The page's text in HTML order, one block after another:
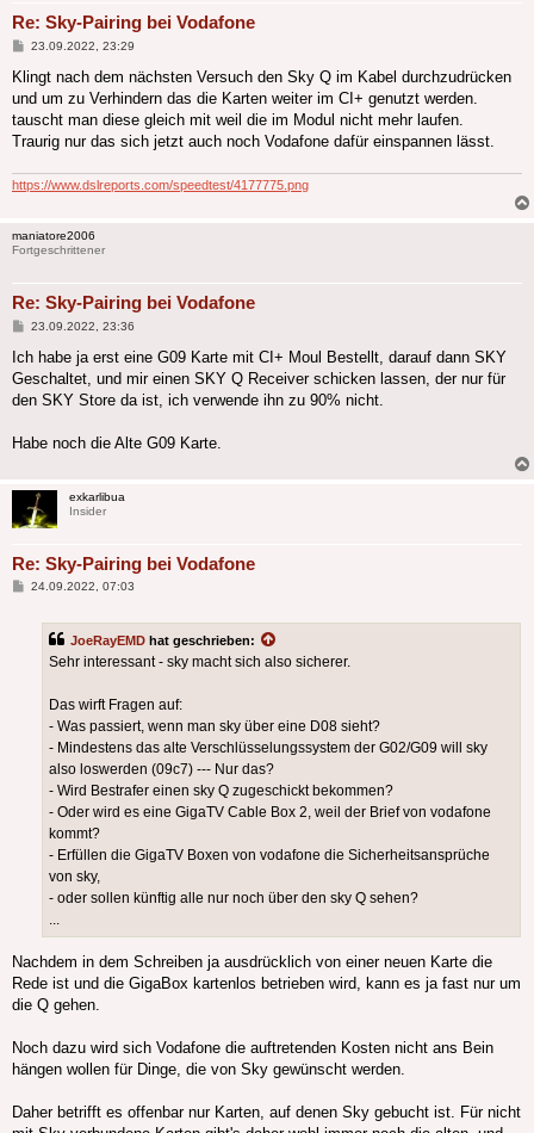
Re: Sky-Pairing bei Vodafone
Beitrag
23.09.2022, 23:29
Klingt nach dem nächsten Versuch den Sky Q im Kabel durchzudrücken
und um zu Verhindern das die Karten weiter im CI+ genutzt werden.
tauscht man diese gleich mit weil die im Modul nicht mehr laufen.
Traurig nur das sich jetzt auch noch Vodafone dafür einspannen lässt.
https://www.dslreports.com/speedtest/4177775.png
maniatore2006
Fortgeschrittener
Re: Sky-Pairing bei Vodafone
Beitrag
23.09.2022, 23:36
Ich habe ja erst eine G09 Karte mit CI+ Moul Bestellt, darauf dann SKY
Geschaltet, und mir einen SKY Q Receiver schicken lassen, der nur für
den SKY Store da ist, ich verwende ihn zu 90% nicht.
Habe noch die Alte G09 Karte.
exkarlibua
Insider
Re: Sky-Pairing bei Vodafone
Beitrag
24.09.2022, 07:03
JoeRayEMD hat geschrieben:
Sehr interessant - sky macht sich also sicherer.
Das wirft Fragen auf:
- Was passiert, wenn man sky über eine D08 sieht?
- Mindestens das alte Verschlüsselungssystem der G02/G09 will sky
also loswerden (09c7) --- Nur das?
- Wird Bestrafer einen sky Q zugeschickt bekommen?
- Oder wird es eine GigaTV Cable Box 2, weil der Brief von vodafone
kommt?
- Erfüllen die GigaTV Boxen von vodafone die Sicherheitsansprüche
von sky,
- oder sollen künftig alle nur noch über den sky Q sehen?
Nachdem in dem Schreiben ja ausdrücklich von einer neuen Karte die
Rede ist und die GigaBox kartenlos betrieben wird, kann es ja fast nur um
die Q gehen.
Noch dazu wird sich Vodafone die auftretenden Kosten nicht ans Bein
hängen wollen für Dinge, die von Sky gewünscht werden.
Daher betrifft es offenbar nur Karten, auf denen Sky gebucht ist. Für nicht